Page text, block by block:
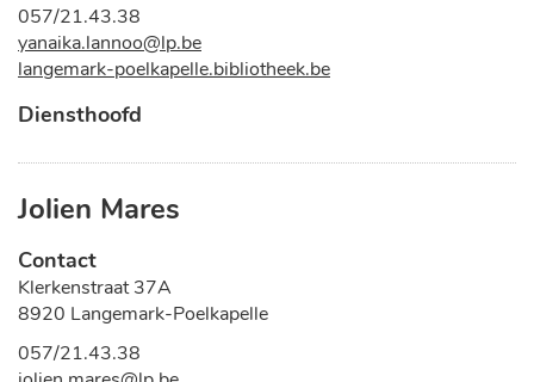
Tel.
057/21.43.38
E-
mail
yanaika.lannoo@lp.be
Website
langemark-poelkapelle.bibliotheek.be
Functies
Diensthoofd
Jolien Mares
Contact
Adres
Klerkenstraat 37A
,8920 Langemark-Poelkapelle
Tel.
057/21.43.38